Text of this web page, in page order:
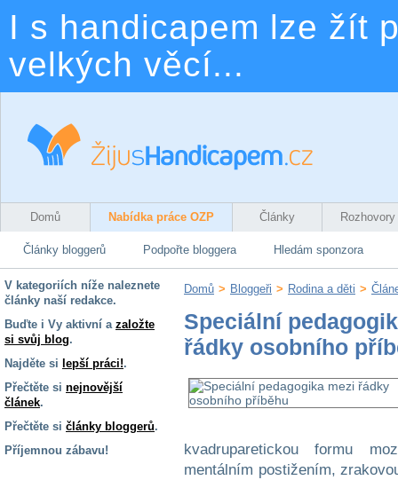
I s handicapem lze žít
velkých věcí...
Domů Nabídka práce OZP Články Rozhovory
Články bloggerů Podpořte bloggera Hledám sponzora
V kategoriích níže naleznete
články naší redakce.
Buďte i Vy aktivní a založte
si svůj blog.
Najděte si lepší práci!.
Přečtěte si nejnovější
článek.
Přečtěte si články bloggerů.
Příjemnou zábavu!
Domů > Bloggeři > Rodina a děti >
Speciální
řádky osobního
kvadruparetickou formu
mentálním postižením,